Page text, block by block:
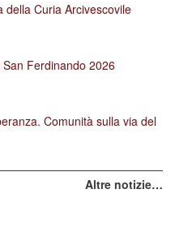
della Curia Arcivescovile
Ferdinando 2026
Comunità sulla via del
Altre notizie…